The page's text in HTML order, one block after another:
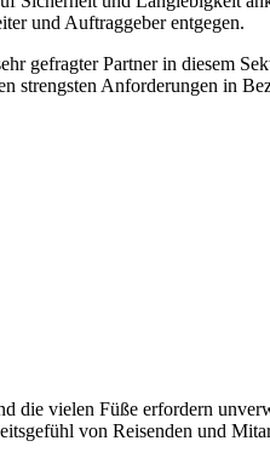
und Auftraggeber entgegen.
gefragter Partner in diesem
strengsten Anforderungen in
vielen Füße erfordern
von Reisenden und